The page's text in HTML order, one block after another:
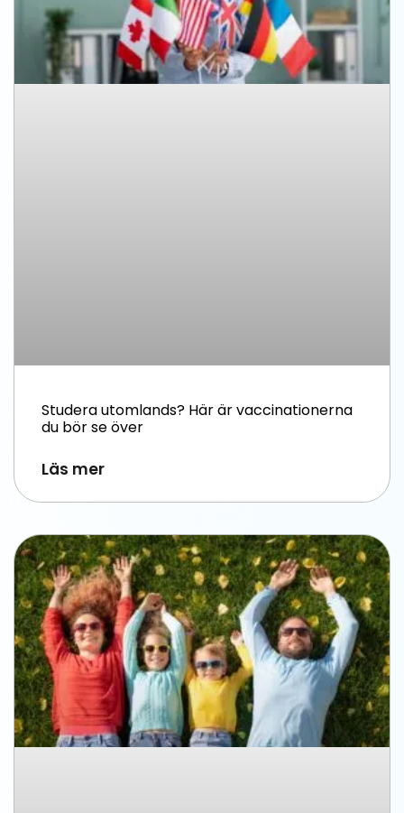
Studera utomlands? Här är vaccinationerna
du bör se över
Läs mer